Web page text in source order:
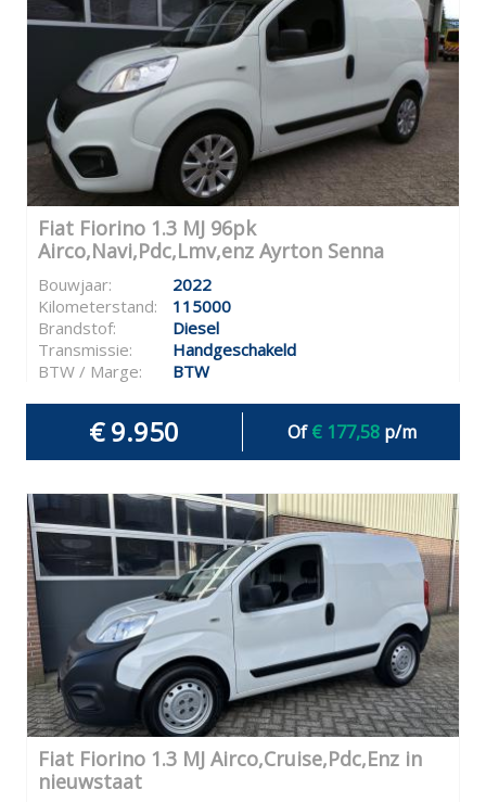
Fiat Fiorino 1.3 MJ 96pk
Airco,Navi,Pdc,Lmv,enz Ayrton Senna
Bouwjaar:
2022
Kilometerstand:
115000
Brandstof:
Diesel
Transmissie:
Handgeschakeld
BTW / Marge:
BTW
€ 9.950 Of€ 177,58p/m
Fiat Fiorino 1.3 MJ Airco,Cruise,Pdc,Enz in
nieuwstaat